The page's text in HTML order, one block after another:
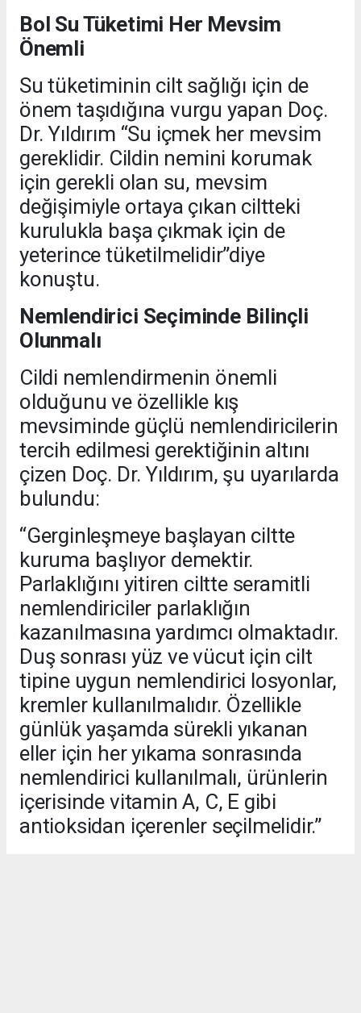
Bol Su Tüketimi Her Mevsim
Önemli
Su tüketiminin cilt sağlığı için de
önem taşıdığına vurgu yapan Doç.
Dr. Yıldırım “Su içmek her mevsim
gereklidir. Cildin nemini korumak
için gerekli olan su, mevsim
değişimiyle ortaya çıkan ciltteki
kurulukla başa çıkmak için de
yeterince tüketilmelidir”diye
konuştu.
Nemlendirici Seçiminde Bilinçli
Olunmalı
Cildi nemlendirmenin önemli
olduğunu ve özellikle kış
mevsiminde güçlü nemlendiricilerin
tercih edilmesi gerektiğinin altını
çizen Doç. Dr. Yıldırım, şu uyarılarda
bulundu:
“Gerginleşmeye başlayan ciltte
kuruma başlıyor demektir.
Parlaklığını yitiren ciltte seramitli
nemlendiriciler parlaklığın
kazanılmasına yardımcı olmaktadır.
Duş sonrası yüz ve vücut için cilt
tipine uygun nemlendirici losyonlar,
kremler kullanılmalıdır. Özellikle
günlük yaşamda sürekli yıkanan
eller için her yıkama sonrasında
nemlendirici kullanılmalı, ürünlerin
içerisinde vitamin A, C, E gibi
antioksidan içerenler seçilmelidir.”